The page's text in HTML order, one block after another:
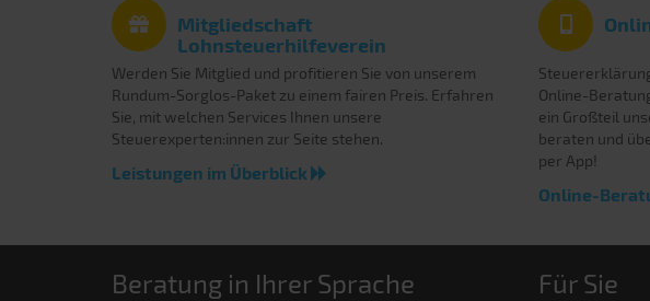
Mitgliedschaft
Lohnsteuerhilfeverein
Werden Sie Mitglied und profitieren Sie von unserem
Rundum-Sorglos-Paket zu einem fairen Preis. Erfahren
Sie, mit welchen Services Ihnen unsere
Steuerexperten:innen zur Seite stehen.
Leistungen im Überblick
Online-
ein Großteil
beraten und
per App!
Online-
Beratung in Ihrer Sprache Für Sie